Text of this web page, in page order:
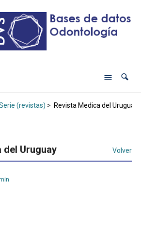
(revistas) > Revista Medica del Uruguay
del Uruguay Volver